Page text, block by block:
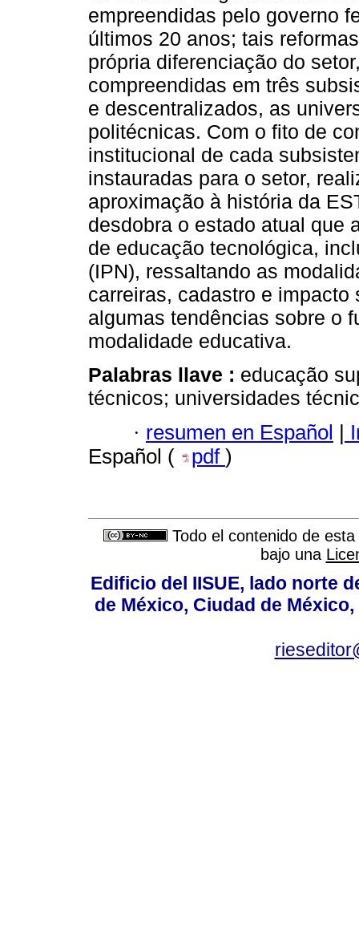
empreendidas pelo governo
últimos 20 anos; tais
própria diferenciação do
compreendidas em três
e descentralizados, as
politécnicas. Com o fito de
institucional de cada
instauradas para o setor,
aproximação à história da
desdobra o estado atual que
de educação tecnológica,
(IPN), ressaltando as
carreiras, cadastro e
algumas tendências sobre o
modalidade educativa.
Palabras llave : educação
técnicos; universidades
· resumen en Español |
Español (
pdf )
Todo el contenido de
bajo una
Edificio del IISUE, lado norte
de México, Ciudad de México,